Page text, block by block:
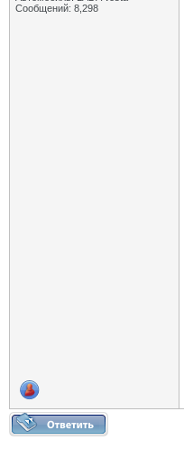
Сообщений: 8,298